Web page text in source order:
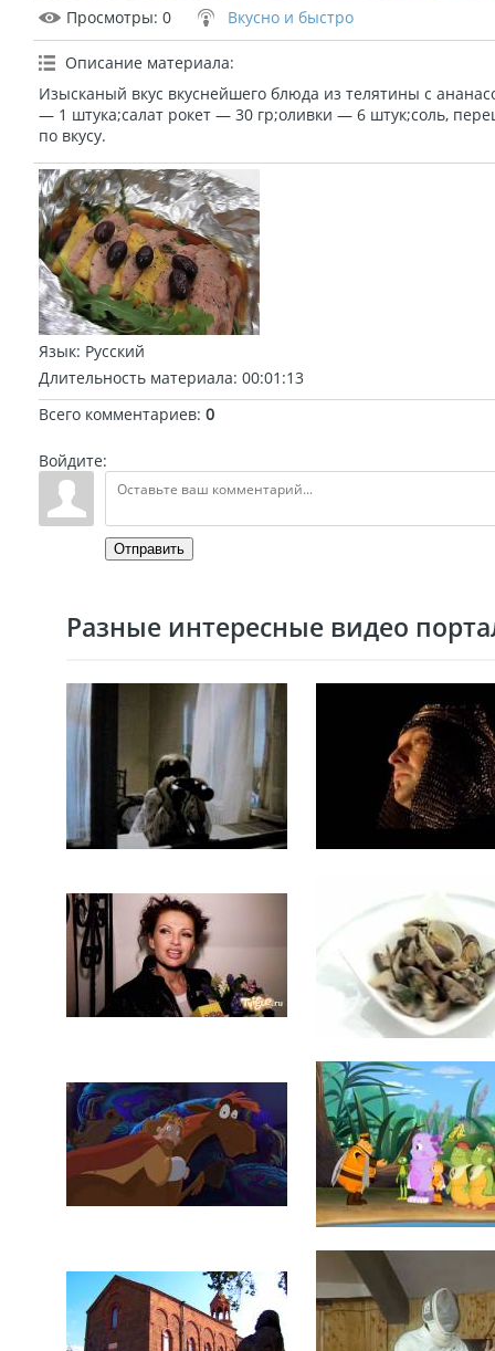
Просмотры: 0 Вкусно и быстро
Описание материала:
Изысканый вкус вкуснейшего блюда из телятины с
— 1 штука;салат рокет — 30 гр;оливки — 6 штук;соль,
по вкусу.
Язык: Русский
Длительность материала: 00:01:13
Всего комментариев: 0
Войдите:
Отправить
Разные интересные видео